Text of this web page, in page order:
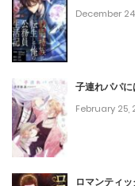
January 3, 2024
第70話
December 22, 2023
第69話
December 15, 2023
December
子連れパパ
February 25,
ロマンティ